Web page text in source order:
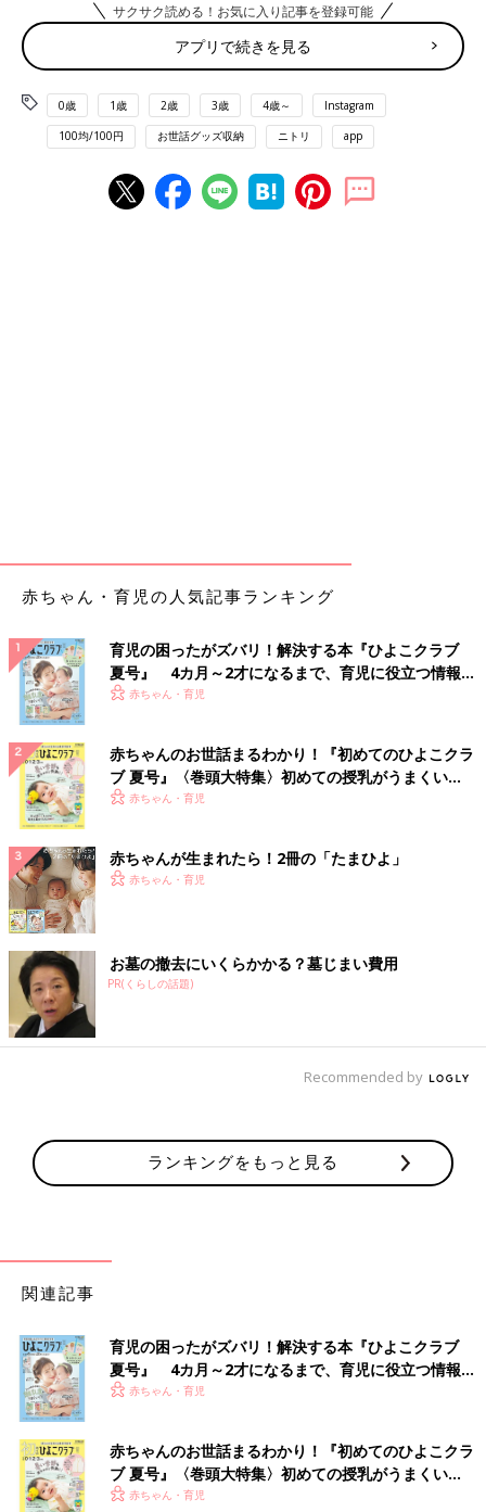
出典：Instagramアカウント「miico_kurashi」
歯磨き粉などのチューブ類は残り少なくなると倒れやすくなりま
す。また、取ろうとした時に他のものが倒れてストレスを感じる
ことも。みーこさんは、セリアの靴下整理カップに 歯磨き 粉を立
てています。これならお目当てのものをサッと取り出せ、戻す時
にも迷いません。カップ同士を連結できるので安定感抜群で、カ
ップごと倒れる心配もありませんよ。
ドライヤーにはニトリのドライヤーホルダーで指定
席を！
サクサク読める！お気に入り記事を登録可能
アプリで続きを見る
0歳 1歳 2歳 3歳 4歳～ Instagram
100均/100円 お世話グッズ収納 ニトリ app
赤ちゃん・育児の人気記事ランキング
育児の困ったがズバリ！解決する本『ひよこクラブ
夏号』 4カ月～2才になるまで、育児に役立つ情報が
いっぱい！
赤ちゃん・育児
赤ちゃんのお世話まるわかり！『初めてのひよこクラ
ブ 夏号』〈巻頭大特集〉初めての授乳がうまくい
く！ おっぱい・ミルクの基本と夏のトラブル 解決テ
赤ちゃん・育児
赤ちゃんが生まれたら！2冊の「たまひよ」
赤ちゃん・育児
お墓の撤去にいくらかかる？墓じまい費用
PR(くらしの話題)
Recommended by
ランキングをもっと見る
関連記事
育児の困ったがズバリ！解決する本『ひよこクラブ
夏号』 4カ月～2才になるまで、育児に役立つ情報が
いっぱい！
赤ちゃん・育児
赤ちゃんのお世話まるわかり！『初めてのひよこクラ
ブ 夏号』〈巻頭大特集〉初めての授乳がうまくい
く！ おっぱい・ミルクの基本と夏のトラブル 解決テ
赤ちゃん・育児